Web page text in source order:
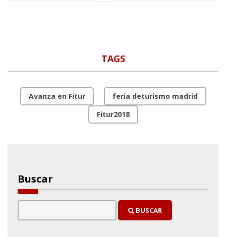
TAGS
Avanza en Fitur
feria deturismo madrid
Fitur2018
Buscar
BUSCAR